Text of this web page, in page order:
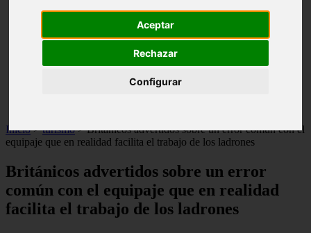
Aceptar
Rechazar
Configurar
lanzarote
monumentos
Inicio > turismo >Británicos advertidos sobre un error común con el
equipaje que en realidad facilita el trabajo de los ladrones
Británicos advertidos sobre un error
común con el equipaje que en realidad
facilita el trabajo de los ladrones